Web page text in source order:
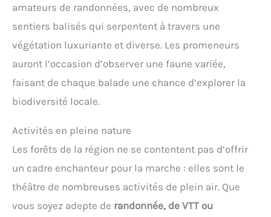
amateurs de randonnées, avec de nombreux
sentiers balisés qui serpentent à travers une
végétation luxuriante et diverse. Les promeneurs
auront l’occasion d’observer une faune variée,
faisant de chaque balade une chance d’explorer la
biodiversité locale.
Activités en pleine nature
Les forêts de la région ne se contentent pas d’offrir
un cadre enchanteur pour la marche : elles sont le
théâtre de nombreuses activités de plein air. Que
vous soyez adepte de randonnée, de VTT ou